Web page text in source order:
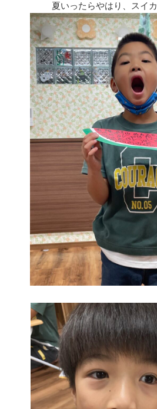
夏いったらやはり、スイカ